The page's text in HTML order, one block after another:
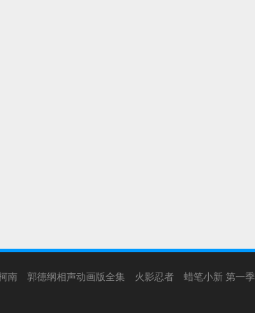
南 郭德纲相声动画版全集 火影忍者 蜡笔小新 第一季